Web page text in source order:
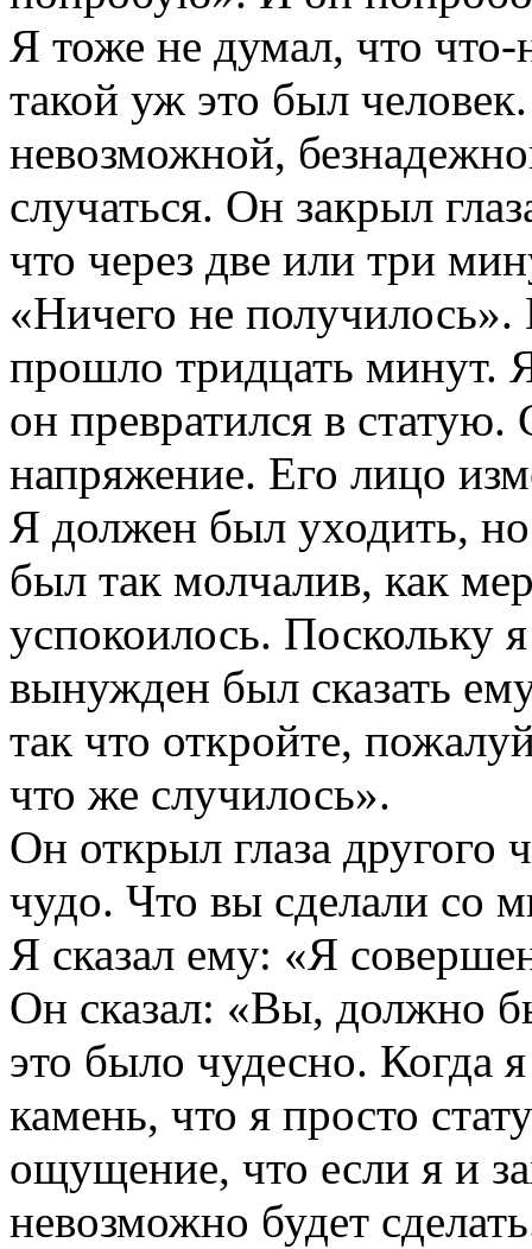
Я тоже не думал, что что-
такой уж это был
невозможной,
случаться. Он закрыл
что через две или три
«Ничего не получилось».
прошло тридцать минут.
он превратился в статую.
напряжение. Его лицо
Я должен был уходить,
был так молчалив, как
успокоилось. Поскольку
вынужден был сказать
так что откройте,
что же случилось».
Он открыл глаза другого
чудо. Что вы сделали со
Я сказал ему: «Я
Он сказал: «Вы, должно
это было чудесно. Когда
камень, что я просто
ощущение, что если я и
невозможно будет